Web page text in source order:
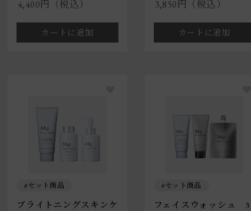
4,400円（税込）
カートに追加
3,850円（税込）
カートに追加
セット商品
ブライトニングスキンケ
セット商品
フェイスウォッシュ 3